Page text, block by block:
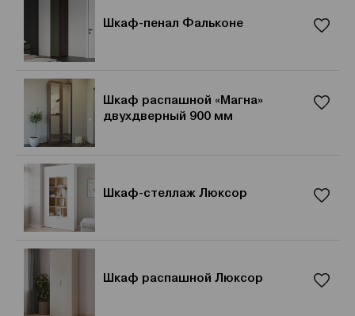
Шкаф-пенал Фальконе
Шкаф распашной «Магна»
двухдверный 900 мм
Шкаф-стеллаж Люксор
Шкаф распашной Люксор